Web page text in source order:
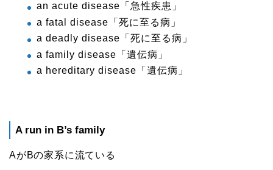
an acute disease「急性疾患」
a fatal disease「死に至る病」
a deadly disease「死に至る病」
a family disease「遺伝病」
a hereditary disease「遺伝病」
A run in B’s family
AがBの家系に流ている